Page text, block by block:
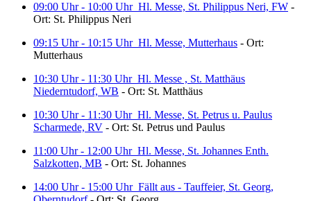
09:00 Uhr - 10:00 Uhr Hl. Messe, St. Philippus Neri, FW -
Ort: St. Philippus Neri
09:15 Uhr - 10:15 Uhr Hl. Messe, Mutterhaus - Ort:
Mutterhaus
10:30 Uhr - 11:30 Uhr Hl. Messe , St. Matthäus
Niederntudorf, WB - Ort: St. Matthäus
10:30 Uhr - 11:30 Uhr Hl. Messe, St. Petrus u. Paulus
Scharmede, RV - Ort: St. Petrus und Paulus
11:00 Uhr - 12:00 Uhr Hl. Messe, St. Johannes Enth.
Salzkotten, MB - Ort: St. Johannes
14:00 Uhr - 15:00 Uhr Fällt aus - Tauffeier, St. Georg,